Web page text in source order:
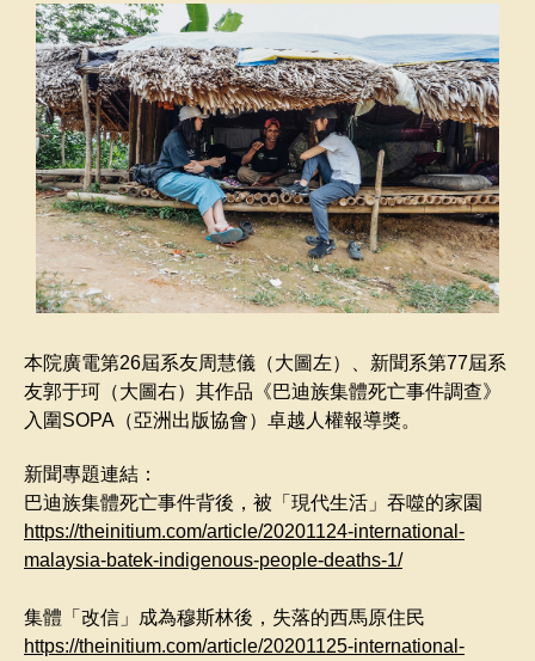
本院廣電第26屆系友周慧儀（大圖左）、新聞系第77屆系
友郭于珂（大圖右）其作品《巴迪族集體死亡事件調查》
入圍SOPA （亞洲出版協會）卓越人權報導獎。
新聞專題連結：
巴迪族集體死亡事件背後，被「現代生活」吞噬的家園
https://theinitium.com/article/20201124-international-
malaysia-batek-indigenous-people-deaths-1/
集體「改信」成為穆斯林後，失落的西馬原住民
https://theinitium.com/article/20201125-international-